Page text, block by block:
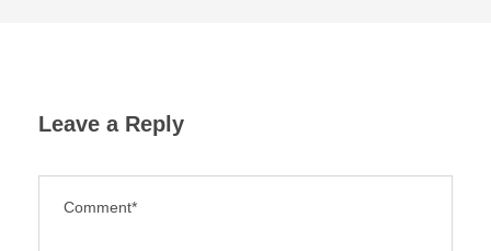
Leave a Reply